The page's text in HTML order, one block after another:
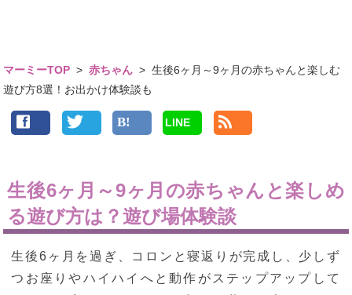
マーミーTOP >赤ちゃん >生後6ヶ月～9ヶ月の赤ちゃんと楽しむ
遊び方8選！お出かけ体験談も
LINE
生後6ヶ月～9ヶ月の赤ちゃんと楽しめ
る遊び方は？遊び場体験談
生後6ヶ月を過ぎ、コロンと寝返りが完成し、少しず
つお座りやハイハイへと動作がステップアップして